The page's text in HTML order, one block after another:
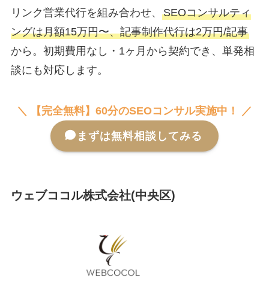
リンク営業代行を組み合わせ、 SEOコンサルティ
ングは月額15万円〜、記事制作代行は2万円/記事
から。初期費用なし・1ヶ月から契約でき、単発相
談にも対応します。
＼ 【完全無料】60分のSEOコンサル実施中！ ／
まずは無料相談してみる
ウェブココル株式会社(中央区)